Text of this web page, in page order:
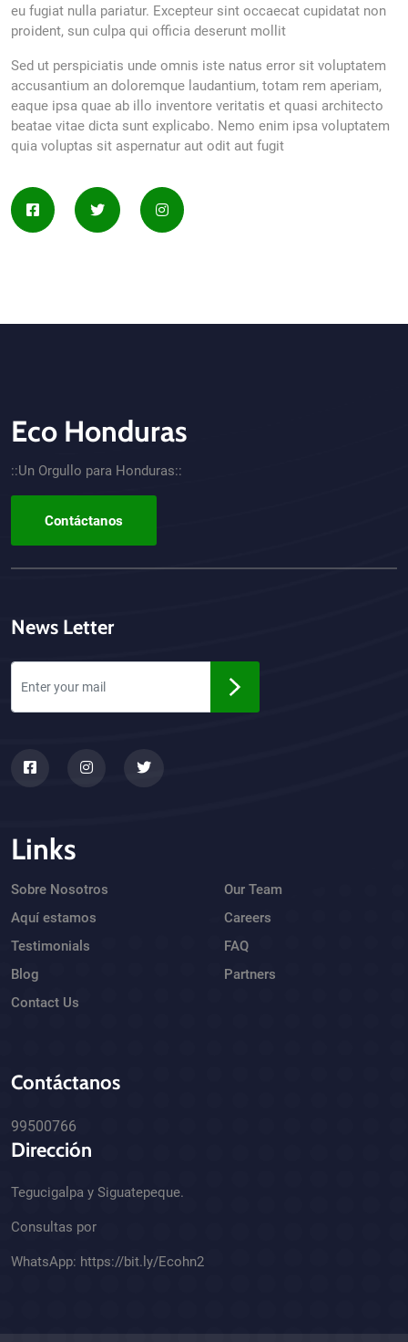
eu fugiat nulla pariatur. Excepteur sint occaecat cupidatat non
proident, sun culpa qui officia deserunt mollit
Sed ut perspiciatis unde omnis iste natus error sit voluptatem
accusantium an doloremque laudantium, totam rem aperiam,
eaque ipsa quae ab illo inventore veritatis et quasi architecto
beatae vitae dicta sunt explicabo. Nemo enim ipsa voluptatem
quia voluptas sit aspernatur aut odit aut fugit
CTA - Footer
Eco Honduras
::Un Orgullo para Honduras::
Contáctanos
News Letter
Links
Sobre Nosotros
Aquí estamos
Testimonials
Blog
Contact Us
Our Team
Careers
FAQ
Partners
Contáctanos
99500766
Dirección
Tegucigalpa y Siguatepeque.
Consultas por
WhatsApp: https://bit.ly/Ecohn2